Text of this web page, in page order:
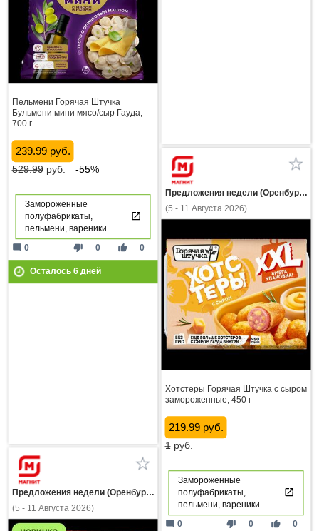
Пельмени Горячая Штучка
Бульмени мини мясо/сыр Гауда,
700 г
239.99 руб.
529.99руб. -55%
Замороженные
полуфабрикаты,
пельмени, вареники
thumb_down 0 thumb_up 0
mode_comment 0
Осталось 6дней
Предложения недели (Оренбургская область)
(5 - 11 Августа 2026)
Хотстеры Горячая Штучка с сыром
замороженные, 450 г
219.99 руб.
1руб.
Замороженные
полуфабрикаты,
пельмени, вареники
thumb_down 0 thumb_up 0
mode_comment 0
Предложения недели (Оренбургская область)
(5 - 11 Августа 2026)